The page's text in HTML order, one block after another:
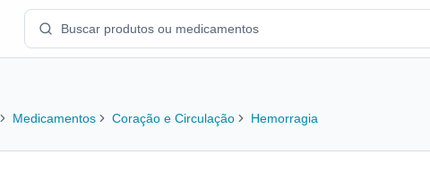
Medicamentos Coração e Circulação Hemorragia